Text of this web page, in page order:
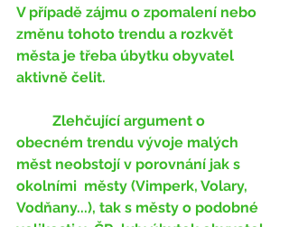
V případě zájmu o zpomalení nebo
změnu tohoto trendu a rozkvět
města je třeba úbytku obyvatel
aktivně čelit.
obecném trendu vývoje malých
měst neobstojí v porovnání jak s
okolními  městy (Vimperk, Volary,
Vodňany...), tak s městy o podobné